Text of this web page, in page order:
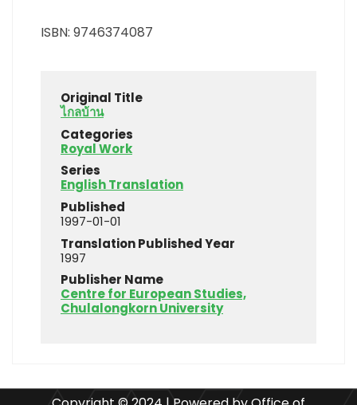
ISBN: 9746374087
Original Title
ไกลบ้าน
Categories
Royal Work
Series
English Translation
Published
1997-01-01
Translation Published Year
1997
Publisher Name
Centre for European Studies,
Chulalongkorn University